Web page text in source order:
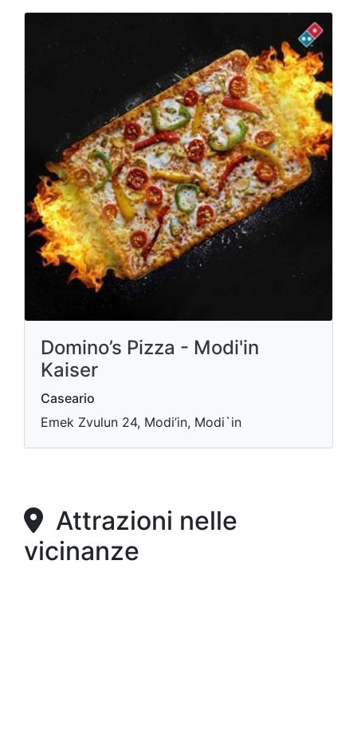
Domino’s Pizza - Modi'in
Kaiser
Caseario
Emek Zvulun 24, Modi’in, Modi`in
Attrazioni nelle
vicinanze